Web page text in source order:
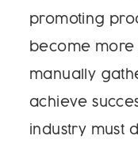
promoting
become more
manually
achieve
industry must